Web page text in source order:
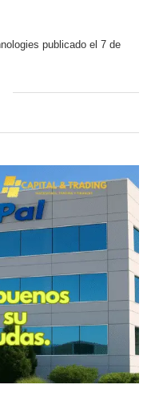
publicado el 7 de